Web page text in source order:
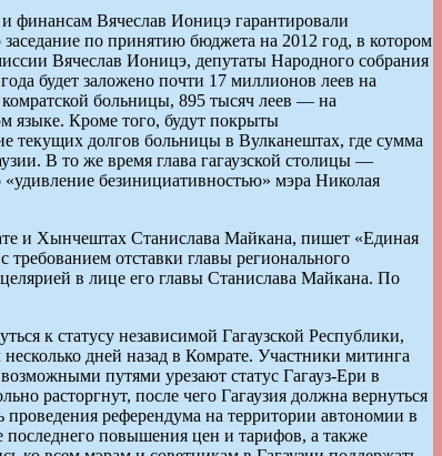
финансам Вячеслав Ионицэ гарантировали
по принятию бюджета на 2012 год, в котором
Вячеслав Ионицэ, депутаты Народного собрания
будет заложено почти 17 миллионов леев на
больницы, 895 тысяч леев — на
языке. Кроме того, будут покрыты
текущих долгов больницы в Вулканештах, где сумма
В то же время глава гагаузской столицы —
безинициативностью» мэра Николая
и Хынчештах Станислава Майкана, пишет «Единая
требованием отставки главы регионального
в лице его главы Станислава Майкана. По
к статусу независимой Гагаузской Республики,
дней назад в Комрате. Участники митинга
путями урезают статус Гагауз-Ери в
расторгнут, после чего Гагаузия должна вернуться
референдума на территории автономии в
последнего повышения цен и тарифов, а также